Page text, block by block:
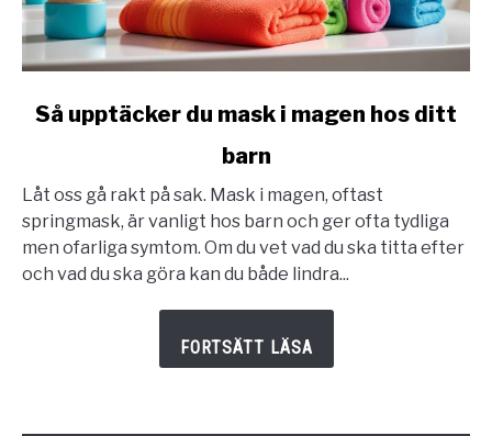
link
upptäcker
mask
Så upptäcker du mask i magen hos ditt
barn
Låt oss gå rakt på sak. Mask i magen, oftast
springmask, är vanligt hos barn och ger ofta tydliga
men ofarliga symtom. Om du vet vad du ska titta efter
och vad du ska göra kan du både lindra...